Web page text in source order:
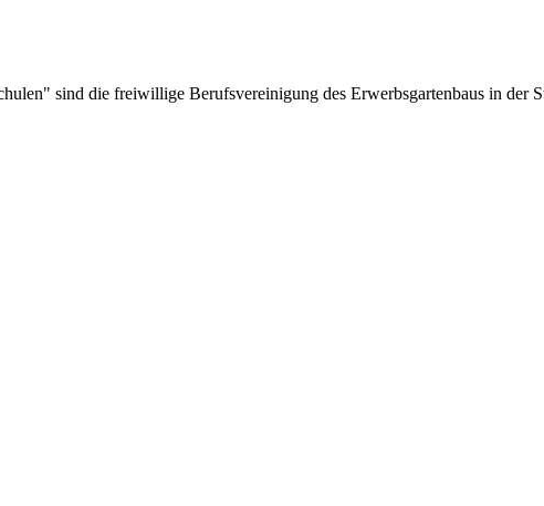
sind die freiwillige Berufsvereinigung des Erwerbsgartenbaus in der